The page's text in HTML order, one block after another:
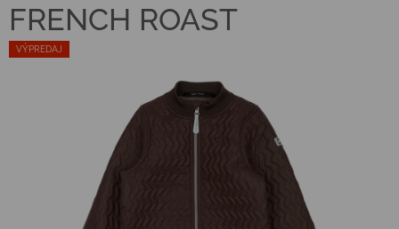
VÝPREDAJ
FRENCH ROAST